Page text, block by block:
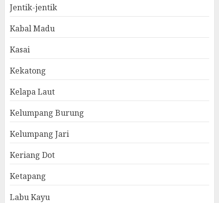
Jentik-jentik
Kabal Madu
Kasai
Kekatong
Kelapa Laut
Kelumpang Burung
Kelumpang Jari
Keriang Dot
Ketapang
Labu Kayu